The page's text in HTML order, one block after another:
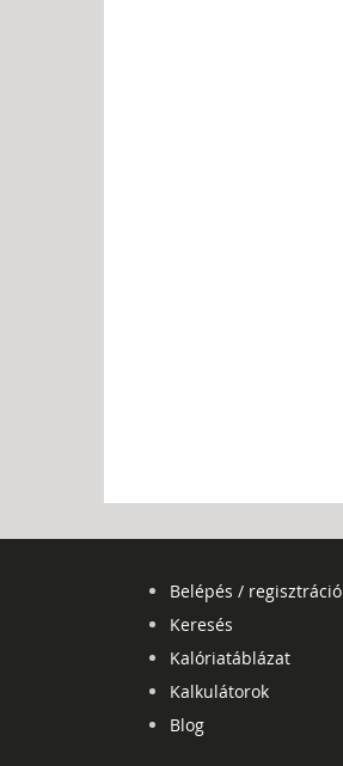
Belépés / regisztráció
Keresés
Kalóriatáblázat
Kalkulátorok
Blog